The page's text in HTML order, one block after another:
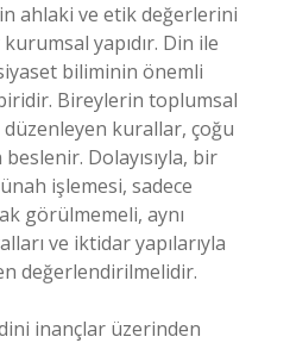
ahlaki ve etik değerlerini
yapıdır. Din ile
biliminin önemli
Bireylerin toplumsal
düzenleyen kurallar, çoğu
Dolayısıyla, bir
işlemesi, sadece
görülmemeli, aynı
ve iktidar yapılarıyla
değerlendirilmelidir.
inançlar üzerinden